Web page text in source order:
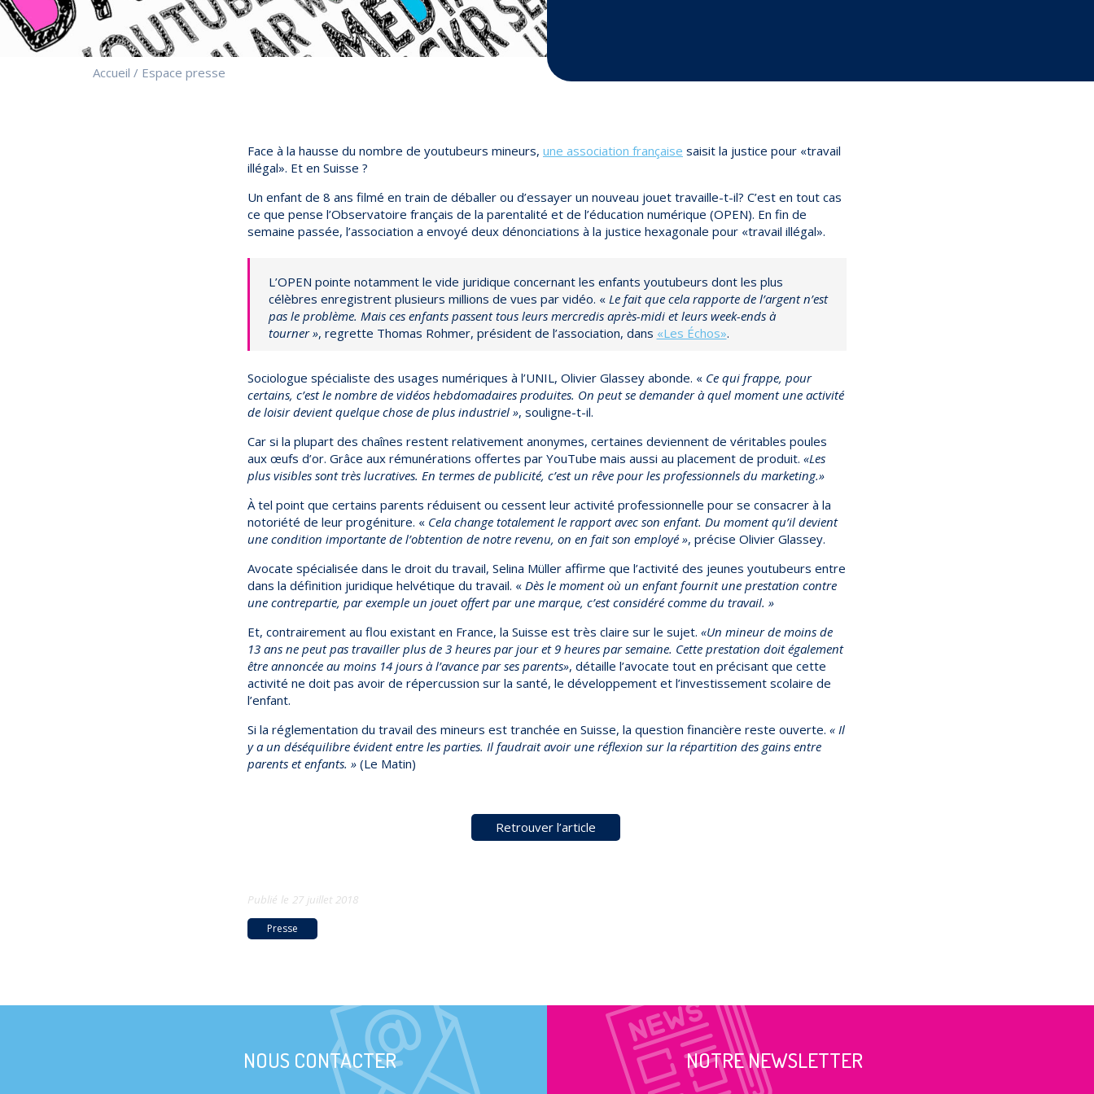
Accueil / Espace presse
Face à la hausse du nombre de youtubeurs mineurs, une association française saisit la justice pour «travail
illégal». Et en Suisse ?
Un enfant de 8 ans filmé en train de déballer ou d’essayer un nouveau jouet travaille-t-il? C’est en tout cas
ce que pense l’Observatoire français de la parentalité et de l’éducation numérique (OPEN). En fin de
semaine passée, l’association a envoyé deux dénonciations à la justice hexagonale pour «travail illégal».
L’OPEN pointe notamment le vide juridique concernant les enfants youtubeurs dont les plus
célèbres enregistrent plusieurs millions de vues par vidéo. « Le fait que cela rapporte de l’argent n’est
pas le problème. Mais ces enfants passent tous leurs mercredis après-midi et leurs week-ends à
tourner », regrette Thomas Rohmer, président de l’association, dans «Les Échos».
Sociologue spécialiste des usages numériques à l’UNIL, Olivier Glassey abonde. « Ce qui frappe, pour
certains, c’est le nombre de vidéos hebdomadaires produites. On peut se demander à quel moment une activité
de loisir devient quelque chose de plus industriel », souligne-t-il.
Car si la plupart des chaînes restent relativement anonymes, certaines deviennent de véritables poules
aux œufs d’or. Grâce aux rémunérations offertes par YouTube mais aussi au placement de produit. «Les
plus visibles sont très lucratives. En termes de publicité, c’est un rêve pour les professionnels du marketing.»
À tel point que certains parents réduisent ou cessent leur activité professionnelle pour se consacrer à la
notoriété de leur progéniture. « Cela change totalement le rapport avec son enfant. Du moment qu’il devient
une condition importante de l’obtention de notre revenu, on en fait son employé », précise Olivier Glassey.
Avocate spécialisée dans le droit du travail, Selina Müller affirme que l’activité des jeunes youtubeurs entre
dans la définition juridique helvétique du travail. « Dès le moment où un enfant fournit une prestation contre
une contrepartie, par exemple un jouet offert par une marque, c’est considéré comme du travail. »
Et, contrairement au flou existant en France, la Suisse est très claire sur le sujet. «Un mineur de moins de
13 ans ne peut pas travailler plus de 3 heures par jour et 9 heures par semaine. Cette prestation doit également
être annoncée au moins 14 jours à l’avance par ses parents», détaille l’avocate tout en précisant que cette
activité ne doit pas avoir de répercussion sur la santé, le développement et l’investissement scolaire de
l’enfant.
Si la réglementation du travail des mineurs est tranchée en Suisse, la question financière reste ouverte. « Il
y a un déséquilibre évident entre les parties. Il faudrait avoir une réflexion sur la répartition des gains entre
parents et enfants. » (Le Matin)
Retrouver l’article
Publié le 27 juillet 2018
Presse
NOUS CONTACTER NOTRE NEWSLETTER